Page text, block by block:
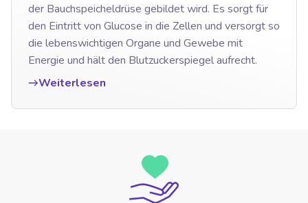
der Bauchspeicheldrüse gebildet wird. Es sorgt für
den Eintritt von Glucose in die Zellen und versorgt so
die lebenswichtigen Organe und Gewebe mit
Energie und hält den Blutzuckerspiegel aufrecht.
Weiterlesen